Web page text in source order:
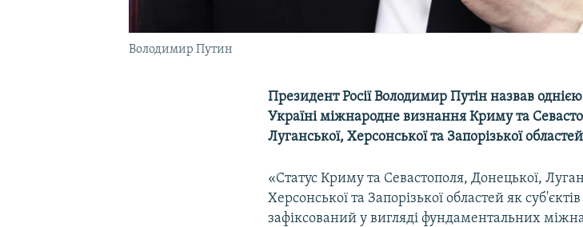
Володимир Путин
Президент Росії Володимир Путін назвав
Україні міжнародне визнання Криму та
Луганської, Херсонської та Запорізької
«Статус Криму та Севастополя, Донецької,
Херсонської та Запорізької областей як
зафіксований у вигляді фундаментальних